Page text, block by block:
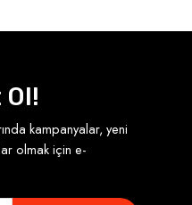
kampanyalar, yeni
olmak için e-